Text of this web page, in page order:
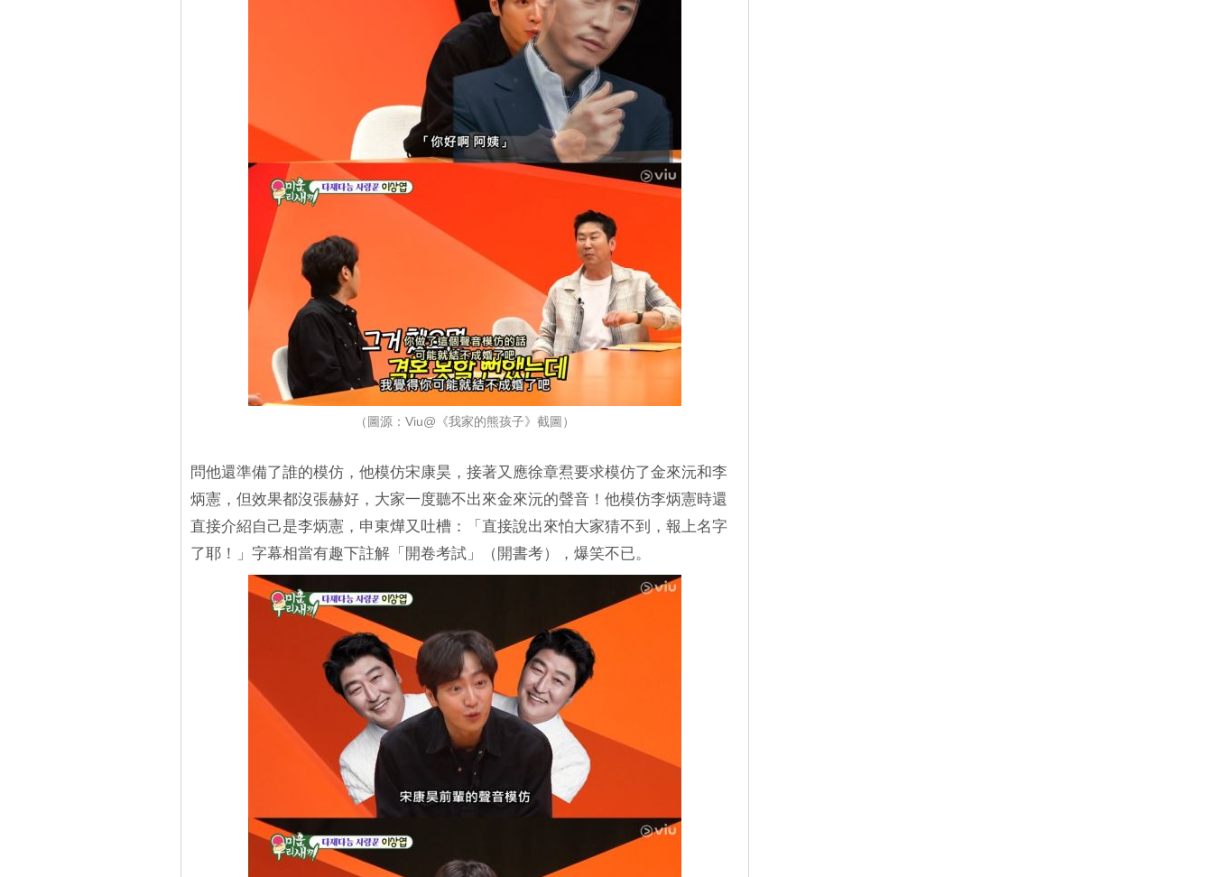
（圖源：Viu@《我家的熊孩子》截圖）
問他還準備了誰的模仿，他模仿宋康昊，接著又應徐章焄要求模仿了金來沅和李
炳憲，但效果都沒張赫好，大家一度聽不出來金來沅的聲音！他模仿李炳憲時還
直接介紹自己是李炳憲，申東燁又吐槽：「直接說出來怕大家猜不到，報上名字
了耶！」字幕相當有趣下註解「開卷考試」（開書考），爆笑不已。